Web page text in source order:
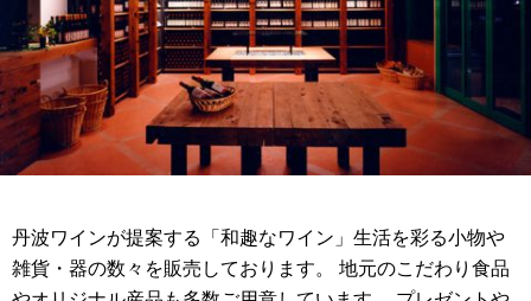
丹波ワインが提案する「和趣なワイン」生活を彩る小物や
雑貨・器の数々を販売しております。 地元のこだわり食品